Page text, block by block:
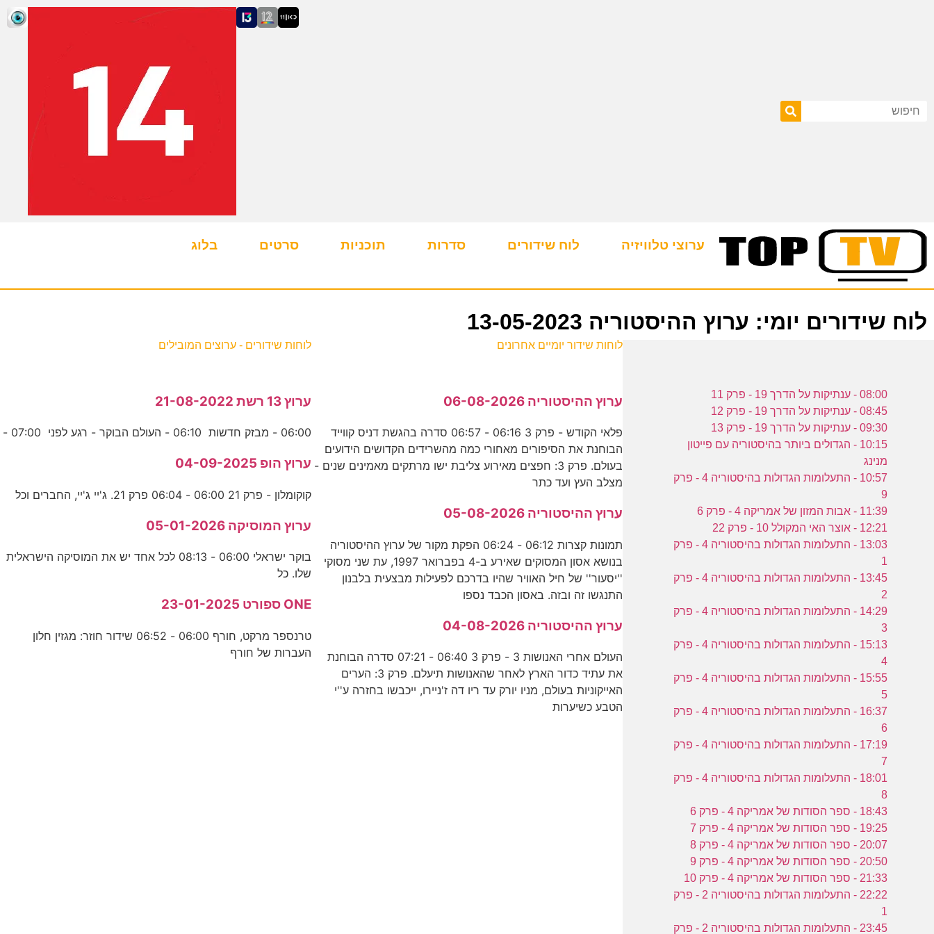
ערוצי טלוויזיה לוח שידורים סדרות תוכניות סרטים בלוג
לוח שידורים יומי: ערוץ ההיסטוריה 13-05-2023
08:00 - ענתיקות על הדרך 19 - פרק 11
08:45 - ענתיקות על הדרך 19 - פרק 12
09:30 - ענתיקות על הדרך 19 - פרק 13
10:15 - הגדולים ביותר בהיסטוריה עם פייטון
מנינג
10:57 - התעלומות הגדולות בהיסטוריה 4 - פרק
9
11:39 - אבות המזון של אמריקה 4 - פרק 6
12:21 - אוצר האי המקולל 10 - פרק 22
13:03 - התעלומות הגדולות בהיסטוריה 4 - פרק
1
13:45 - התעלומות הגדולות בהיסטוריה 4 - פרק
2
14:29 - התעלומות הגדולות בהיסטוריה 4 - פרק
3
15:13 - התעלומות הגדולות בהיסטוריה 4 - פרק
4
15:55 - התעלומות הגדולות בהיסטוריה 4 - פרק
5
16:37 - התעלומות הגדולות בהיסטוריה 4 - פרק
6
17:19 - התעלומות הגדולות בהיסטוריה 4 - פרק
7
18:01 - התעלומות הגדולות בהיסטוריה 4 - פרק
8
18:43 - ספר הסודות של אמריקה 4 - פרק 6
19:25 - ספר הסודות של אמריקה 4 - פרק 7
20:07 - ספר הסודות של אמריקה 4 - פרק 8
20:50 - ספר הסודות של אמריקה 4 - פרק 9
21:33 - ספר הסודות של אמריקה 4 - פרק 10
22:22 - התעלומות הגדולות בהיסטוריה 2 - פרק
1
23:45 - התעלומות הגדולות בהיסטוריה 2 - פרק
לוחות שידור יומיים אחרונים
ערוץ ההיסטוריה 06-08-2026
פלאי הקודש - פרק 3 06:16 - 06:57 סדרה בהגשת דניס קווייד
הבוחנת את הסיפורים מאחורי כמה מהשרידים הקדושים הידועים
בעולם. פרק 3: חפצים מאירוע צליבת ישו מרתקים מאמינים שנים -
מצלב העץ ועד כתר
ערוץ ההיסטוריה 05-08-2026
תמונות קצרות 06:12 - 06:24 הפקת מקור של ערוץ ההיסטוריה
בנושא אסון המסוקים שאירע ב-4 בפברואר 1997, עת שני מסוקי
''יסעור'' של חיל האוויר שהיו בדרכם לפעילות מבצעית בלבנון
התנגשו זה ובזה. באסון הכבד נספו
ערוץ ההיסטוריה 04-08-2026
העולם אחרי האנושות 3 - פרק 3 06:40 - 07:21 סדרה הבוחנת
את עתיד כדור הארץ לאחר שהאנושות תיעלם. פרק 3: הערים
האייקוניות בעולם, מניו יורק עד ריו דה ז'ניירו, ייכבשו בחזרה ע''י
הטבע כשיערות
לוחות שידורים - ערוצים המובילים
ערוץ 13 רשת 21-08-2022
06:00 - מבזק חדשות 06:10 - העולם הבוקר - רגע לפני 07:00 -
ערוץ הופ 04-09-2025
קוקומלון - פרק 21 06:00 - 06:04 פרק 21. ג'יי ג'יי, החברים וכל
ערוץ המוסיקה 05-01-2026
בוקר ישראלי 06:00 - 08:13 לכל אחד יש את המוסיקה הישראלית
שלו. כל
ONE ספורט 23-01-2025
טרנספר מרקט, חורף 06:00 - 06:52 שידור חוזר: מגזין חלון
העברות של חורף